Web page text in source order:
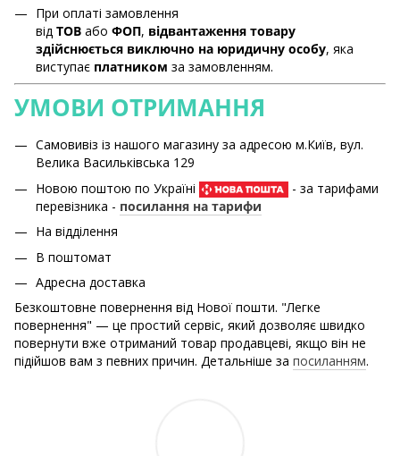
При оплаті замовлення
від ТОВ або ФОП, відвантаження товару
здійснюється виключно на юридичну особу, яка
виступає платником за замовленням.
УМОВИ ОТРИМАННЯ
Самовивіз із нашого магазину за адресою м.Київ, вул.
Велика Васильківська 129
Новою поштою по Україні
- за тарифами
перевізника - посилання на тарифи
На відділення
В поштомат
Адресна доставка
Безкоштовне повернення від Нової пошти. "Легке
повернення" — це простий сервіс, який дозволяє швидко
повернути вже отриманий товар продавцеві, якщо він не
підійшов вам з певних причин. Детальніше за посиланням.